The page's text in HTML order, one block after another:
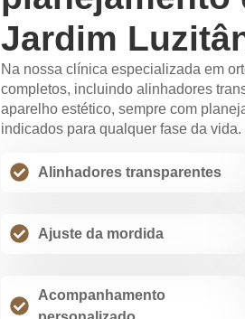
Jardim
Na nossa clínica especializada em
completos, incluindo alinhadores
aparelho estético, sempre com
indicados para qualquer fase da vida.
Alinhadores transparentes
Ajuste da mordida
Acompanhamento